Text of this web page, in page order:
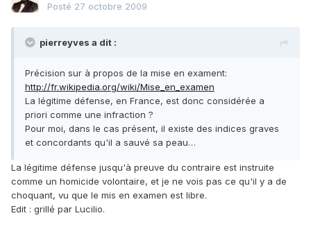
Posté 27 octobre 2009
pierreyves a dit :
Précision sur à propos de la mise en exament:
http://fr.wikipedia.org/wiki/Mise_en_examen
La légitime défense, en France, est donc considérée a
priori comme une infraction ?
Pour moi, dans le cas présent, il existe des indices graves
et concordants qu'il a sauvé sa peau…
La légitime défense jusqu'à preuve du contraire est instruite
comme un homicide volontaire, et je ne vois pas ce qu'il y a de
choquant, vu que le mis en examen est libre.
Edit : grillé par Lucilio.